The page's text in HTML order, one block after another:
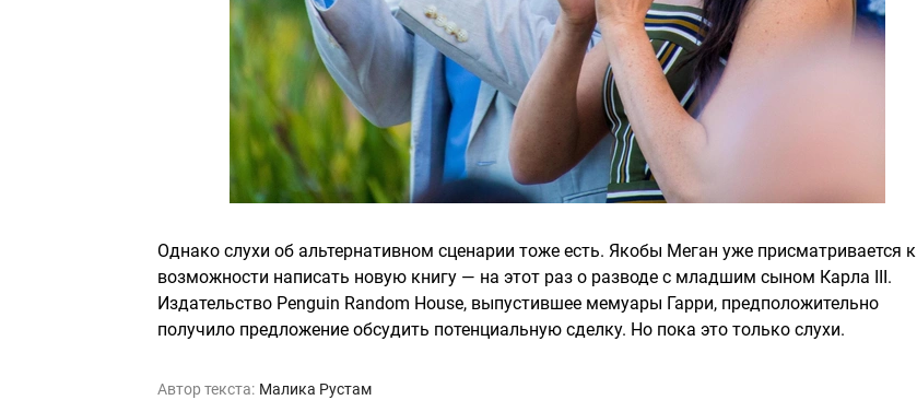
Однако слухи об альтернативном сценарии тоже есть. Якобы Меган уже присматривается к
возможности написать новую книгу — на этот раз о разводе с младшим сыном Карла III.
Издательство Penguin Random House, выпустившее мемуары Гарри, предположительно
получило предложение обсудить потенциальную сделку. Но пока это только слухи.
Автор текста: Малика Рустам